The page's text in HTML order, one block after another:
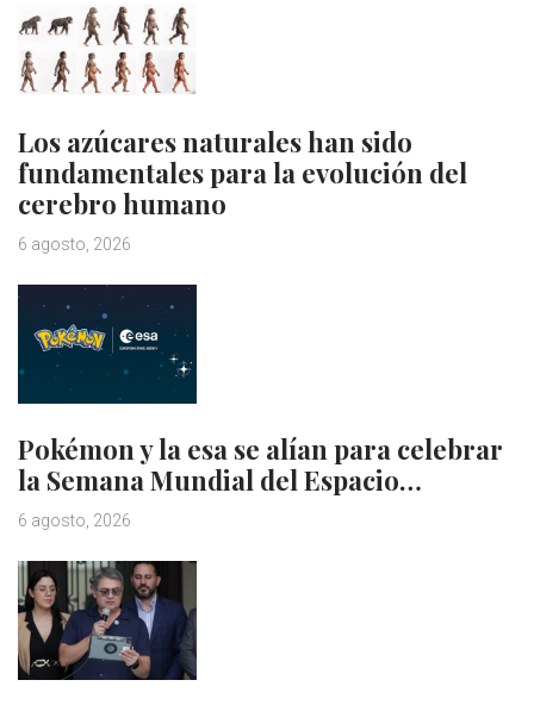
Los azúcares naturales han sido
fundamentales para la evolución del
cerebro humano
6 agosto, 2026
Pokémon y la esa se alían para celebrar
la Semana Mundial del Espacio…
6 agosto, 2026